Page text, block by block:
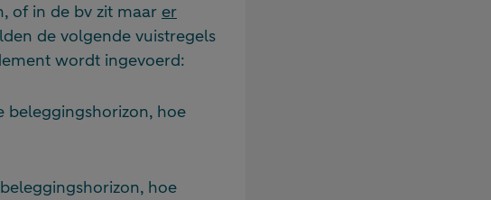
of in de bv zit maar er
de volgende vuistregels
wordt ingevoerd:
beleggingshorizon, hoe
hoe